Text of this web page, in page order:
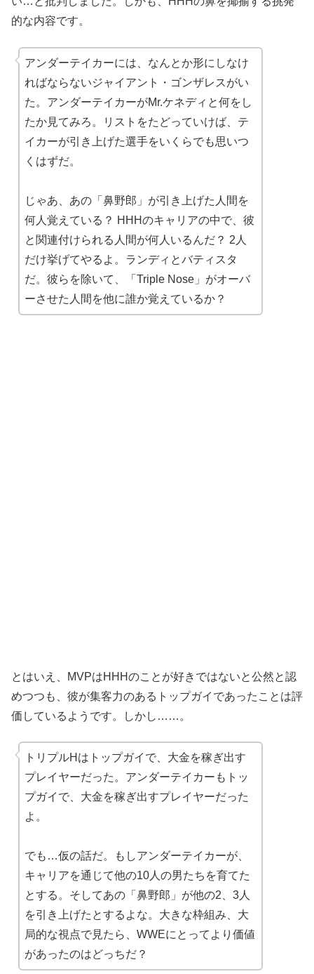
的な内容です。
アンダーテイカーには、なんとか形にしなけ
ればならないジャイアント・ゴンザレスがい
た。アンダーテイカーがMr.ケネディと何をし
たか見てみろ。リストをたどっていけば、テ
イカーが引き上げた選手をいくらでも思いつ
くはずだ。
じゃあ、あの「鼻野郎」が引き上げた人間を
何人覚えている？ HHHのキャリアの中で、彼
と関連付けられる人間が何人いるんだ？ 2人
だけ挙げてやるよ。ランディとバティスタ
だ。彼らを除いて、「Triple Nose」がオーバ
ーさせた人間を他に誰か覚えているか？
とはいえ、MVPはHHHのことが好きではないと公然と認
めつつも、彼が集客力のあるトップガイであったことは評
価しているようです。しかし……。
トリプルHはトップガイで、大金を稼ぎ出す
プレイヤーだった。アンダーテイカーもトッ
プガイで、大金を稼ぎ出すプレイヤーだった
よ。
でも…仮の話だ。もしアンダーテイカーが、
キャリアを通じて他の10人の男たちを育てた
とする。そしてあの「鼻野郎」が他の2、3人
を引き上げたとするよな。大きな枠組み、大
局的な視点で見たら、WWEにとってより価値
があったのはどっちだ？